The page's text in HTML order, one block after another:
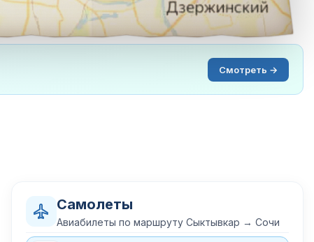
Смотреть →
Самолеты
Авиабилеты по маршруту Сыктывкар → Сочи